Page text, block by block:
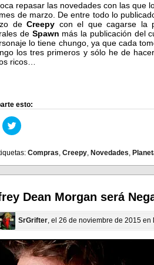
repasar las novedades con las que
de marzo. De entre todo lo
deCreepy con el que cagarse la
de Spawn más la publicación del
lo tiene chungo, ya que cada
los tres primeros y sólo he de
ricos…
esto:
para
Facebook
Haz
clic
en
(Se
abre
ventana
nueva)
Compras, Creepy, Novedades,
Dean Morgan será
SrGrifter, el 26 de noviembre de 2015 en